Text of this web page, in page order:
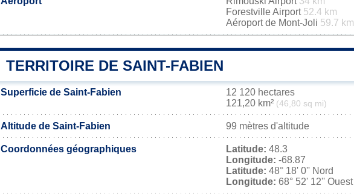
Forestville Airport 52.4 km
Aéroport de Mont-Joli 59.7 km
TERRITOIRE DE SAINT-FABIEN
Superficie de Saint-Fabien
12 120 hectares
121,20 km² (46,80 sq mi)
Altitude de Saint-Fabien 99 mètres d'altitude
Coordonnées géographiques Latitude: 48.3
Longitude: -68.87
Latitude: 48° 18' 0'' Nord
Longitude: 68° 52' 12'' Ouest